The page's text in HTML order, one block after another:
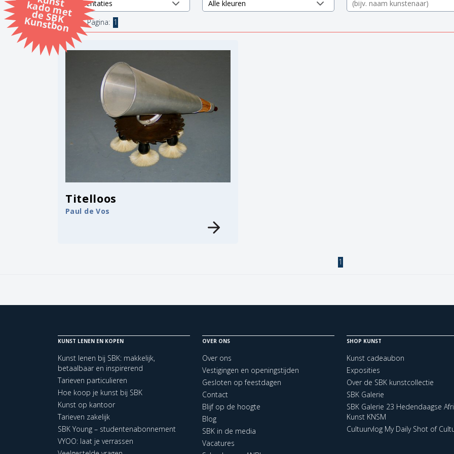
k
d
K1 items. Pagina: 1
Titelloos
Paul de Vos
1
KUNST LENEN EN KOPEN
Kunst lenen bij SBK: makkelijk,
betaalbaar en inspirerend
Tarieven particulieren
Hoe koop je kunst bij SBK
Kunst op kantoor
Tarieven zakelijk
SBK Young – studentenabonnement
VYOO: laat je verrassen
OVER ONS
Over ons
Vestigingen en openingstijden
Gesloten op feestdagen
Contact
Blijf op de hoogte
Blog
SBK in de media
Vacatures
SHOP KUNST
Kunst cadeaubon
Exposities
Over de SBK kunstcollectie
SBK Galerie
SBK Galerie 23 Hedendaagse
Kunst KNSM
Cultuurvlog My Daily Shot of